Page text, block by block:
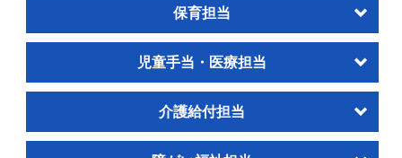
保育担当
児童手当・医療担当
介護給付担当